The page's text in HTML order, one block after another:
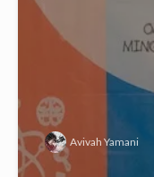
Avivah Yamani